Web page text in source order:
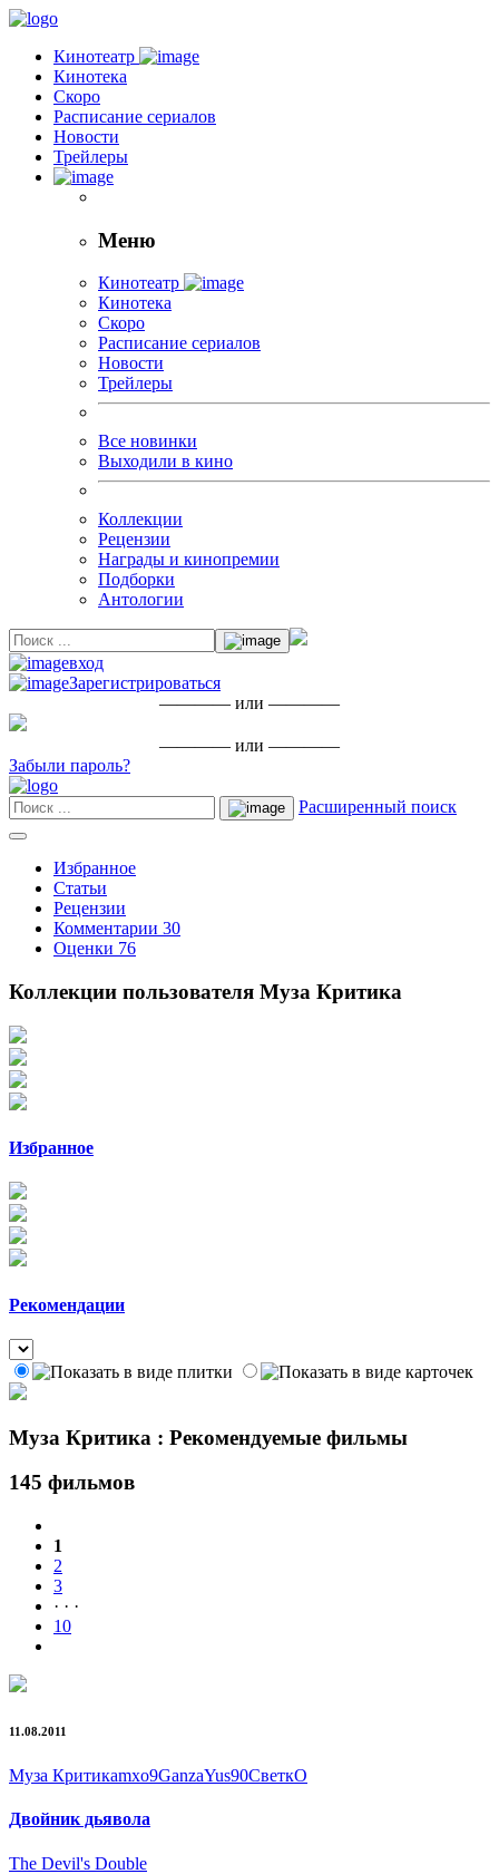
Кинотеатр
Кинотека
Скоро
Расписание сериалов
Новости
Трейлеры
Меню
Кинотеатр
Кинотека
Скоро
Расписание сериалов
Новости
Трейлеры
Все новинки
Выходили в кино
Коллекции
Рецензии
Награды и кинопремии
Подборки
Антологии
вход
Зарегистрироваться
———— или ————
———— или ————
Забыли пароль?
Расширенный поиск
Избранное
Статьи
Рецензии
Комментарии 30
Оценки 76
Коллекции пользователя Муза Критика
Избранное
Рекомендации
Муза Критика : Рекомендуемые фильмы
145 фильмов
1
2
3
· · ·
10
11.08.2011
Муза Критикаmxo9GanzaYus90СветкО
Двойник дьявола
The Devil's Double